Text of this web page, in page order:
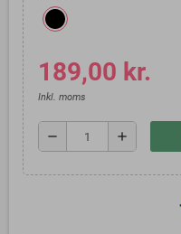
189,00 kr.
Inkl. moms
remove add